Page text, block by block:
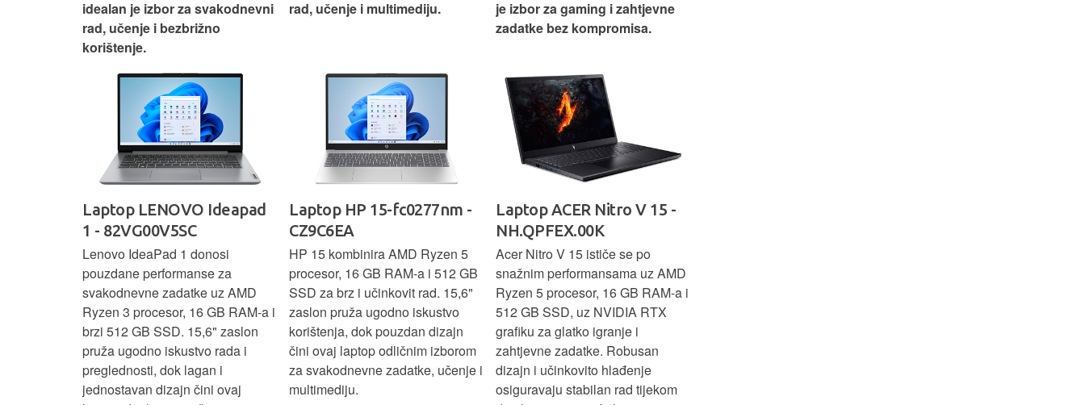
rad, učenje i multimediju.
Laptop HP 15-fc0277nm -
CZ9C6EA
HP 15 kombinira AMD Ryzen 5
procesor, 16 GB RAM-a i 512 GB
SSD za brz i učinkovit rad. 15,6"
zaslon pruža ugodno iskustvo
korištenja, dok pouzdan dizajn
čini ovaj laptop odličnim izborom
za svakodnevne zadatke, učenje i
multimediju.
je izbor za gaming i zahtjevne
Laptop ACER Nitro V 15 -
NH.QPFEX.00K
Acer Nitro V 15 ističe se po
snažnim performansama uz AMD
Ryzen 5 procesor, 16 GB RAM-a i
512 GB SSD, uz NVIDIA RTX
grafiku za glatko igranje i
zahtjevne zadatke. Robusan
dizajn i učinkovito hlađenje
osiguravaju stabilan rad tijekom
vrhunske performanse za
produktivnost, multitasking i
Laptop LENOVO IdeaPad
Slim 3 83K700BWSC
Lenovo IdeaPad Slim 3 ima
Ryzen 7 snagu, 16 GB RAM-a i 1
TB SSD za iznimno brz rad i
dovoljno prostora. 15,3" zaslon
pruža ugodno iskustvo korištenja,
dok je odličan izbor za zahtjevniji
multitasking, rad i svakodnevnu
produktivnost.